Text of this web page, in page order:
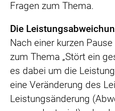
Fragen zum Thema.
Die
Nach einer kurzen
zum Thema „Stört ein
es dabei um die
eine Veränderung des
Leistungsänderung